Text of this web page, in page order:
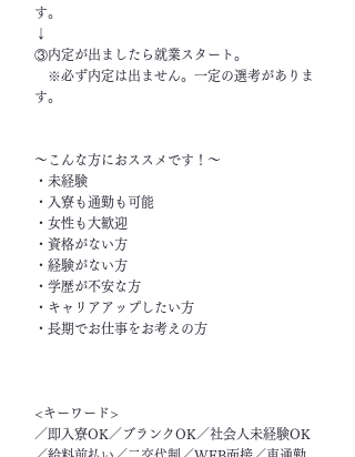
す。
↓
③内定が出ましたら就業スタート。
※必ず内定は出ません。一定の選考がありま
す。
～こんな方におススメです！～
・未経験
・入寮も通勤も可能
・女性も大歓迎
・資格がない方
・経験がない方
・学歴が不安な方
・キャリアアップしたい方
・長期でお仕事をお考えの方
<キーワード>
／即入寮OK／ブランクOK／社会人未経験OK